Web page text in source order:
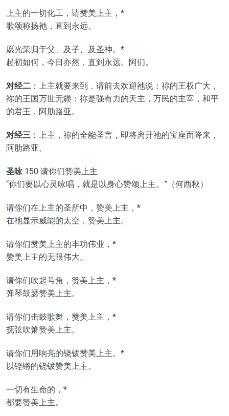
上主的一切化工，请赞美上主，*
歌颂称扬祂，直到永远。
愿光荣归于父、及子、及圣神。*
起初如何，今日亦然，直到永远。阿们。
对经二：上主就要来到，请前去欢迎祂说：祢的王权广大，
祢的王国万世无疆：祢是强有力的天主，万民的主宰，和平
的君王，阿肋路亚。
对经三 ：上主，祢的全能圣言，即将离开祂的宝座而降来，
阿肋路亚。
圣咏 150 请你们赞美上主
“你们要以心灵咏唱，就是以身心赞颂上主。”（何西秋）
请你们在上主的圣所中，赞美上主，*
在祂显示威能的太空，赞美上主。
请你们赞美上主的丰功伟业，*
赞美上主的无限伟大。
请你们吹起号角，赞美上主，*
弹琴鼓瑟赞美上主。
请你们击鼓歌舞，赞美上主，*
抚弦吹箫赞美上主。
请你们用响亮的铙钹赞美上主。*
以铿锵的铙钹赞美上主。
一切有生命的，*
都要赞美上主。